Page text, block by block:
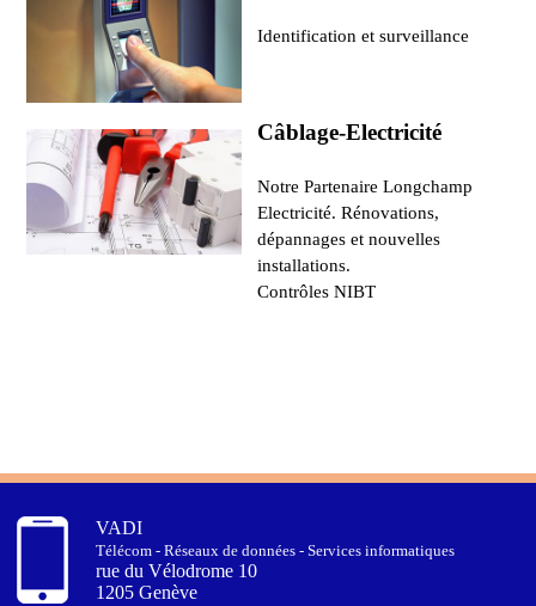
Identification et surveillance
Câblage-Electricité
Notre Partenaire Longchamp
Electricité. Rénovations,
dépannages et nouvelles
installations.
Contrôles NIBT
VADI
Télécom - Réseaux de données - Services informatiques
rue du Vélodrome 10
1205 Genève